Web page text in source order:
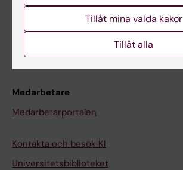
Kurs- och programwebbar
Student på KI
Medarbetare
Medarbetarportalen
Kontakta och besök KI
Universitetsbiblioteket
Tillåt mina valda kakor
Tillåt alla